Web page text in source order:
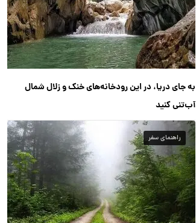
به جای دریا، در این رودخانه‌های خنک و زلال شمال
آب‌تنی کنید
راهنمای سفر